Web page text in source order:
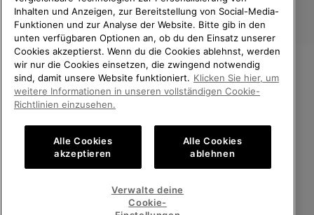
Deutschland
©2026SOREL. Alle Rechte vorbehalten.
Datenschutz Nutzungsbedingungen
Allgemeine Verkaufsbedingungen Garantiebestimmungen
Impressum Public CBCR
Kundenservice: Mo- Fr. 9:00 - 13:00 & 14:00- 18:00 Uhr
WILLKOMMEN BEI SOREL.
BITTE WÄHLEN SIE IHR
LIEFERLAND.
Online-Einkauf verfügbar
Inhalten und Anzeigen, zur Bereitstellung von Social-Media-
Funktionen und zur Analyse der Website. Bitte gib in den
unten verfügbaren Optionen an, ob du den Einsatz unserer
Cookies akzeptierst. Wenn du die Cookies ablehnst, werden
wir nur die Cookies einsetzen, die zwingend notwendig
sind, damit unsere Website funktioniert. Klicken Sie hier, um
weitere Informationen in unseren vollständigen Cookie-
Richtlinien einzusehen.
Alle Cookies
akzeptieren
Alle Cookies
ablehnen
Verwalte deine
Cookie-